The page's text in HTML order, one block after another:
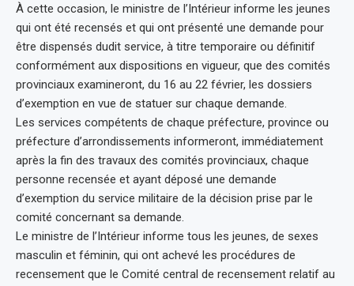
À cette occasion, le ministre de l’Intérieur informe les jeunes
qui ont été recensés et qui ont présenté une demande pour
être dispensés dudit service, à titre temporaire ou définitif
conformément aux dispositions en vigueur, que des comités
provinciaux examineront, du 16 au 22 février, les dossiers
d’exemption en vue de statuer sur chaque demande.
Les services compétents de chaque préfecture, province ou
préfecture d’arrondissements informeront, immédiatement
après la fin des travaux des comités provinciaux, chaque
personne recensée et ayant déposé une demande
d’exemption du service militaire de la décision prise par le
comité concernant sa demande.
Le ministre de l’Intérieur informe tous les jeunes, de sexes
masculin et féminin, qui ont achevé les procédures de
recensement que le Comité central de recensement relatif au